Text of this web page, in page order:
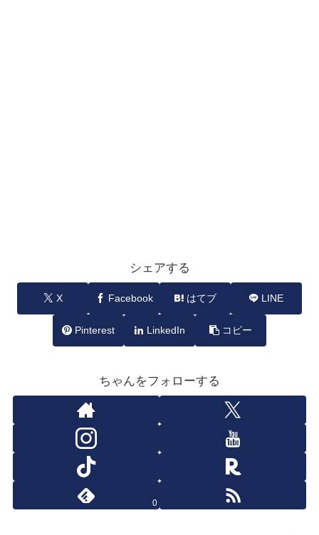
シェアする
X Facebook はてブ LINE
Pinterest LinkedIn コピー
ちゃんをフォローする
0